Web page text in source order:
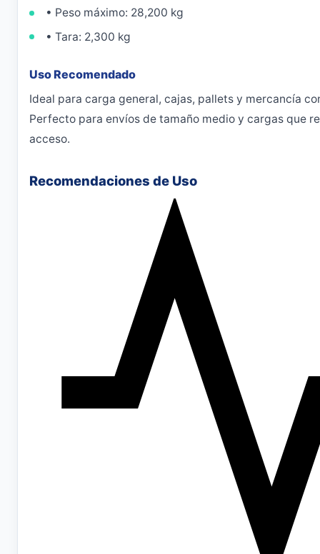
• Peso máximo: 28,200 kg
• Tara: 2,300 kg
Uso Recomendado
Ideal para carga general, cajas, pallets y mercancía
Perfecto para envíos de tamaño medio y cargas que
acceso.
Recomendaciones de Uso